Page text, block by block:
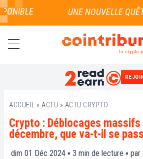
la crypto
ACCUEIL » ACTU » ACTU CRYPTO
Crypto : Déblocages
décembre, que va-t-il se
dim 01 Déc 2024 ▪ 3 min de lecture ▪ par